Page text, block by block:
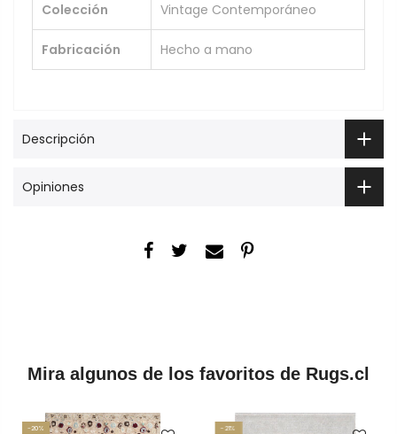
Colección Vintage Contemporáneo
Fabricación Hecho a mano
Descripción
Opiniones
Mira algunos de los favoritos de Rugs.cl
-20% -21%